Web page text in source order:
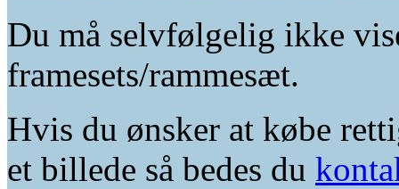
Du må selvfølgelig ikke
framesets/rammesæt.
Hvis du ønsker at købe
et billede så bedes du